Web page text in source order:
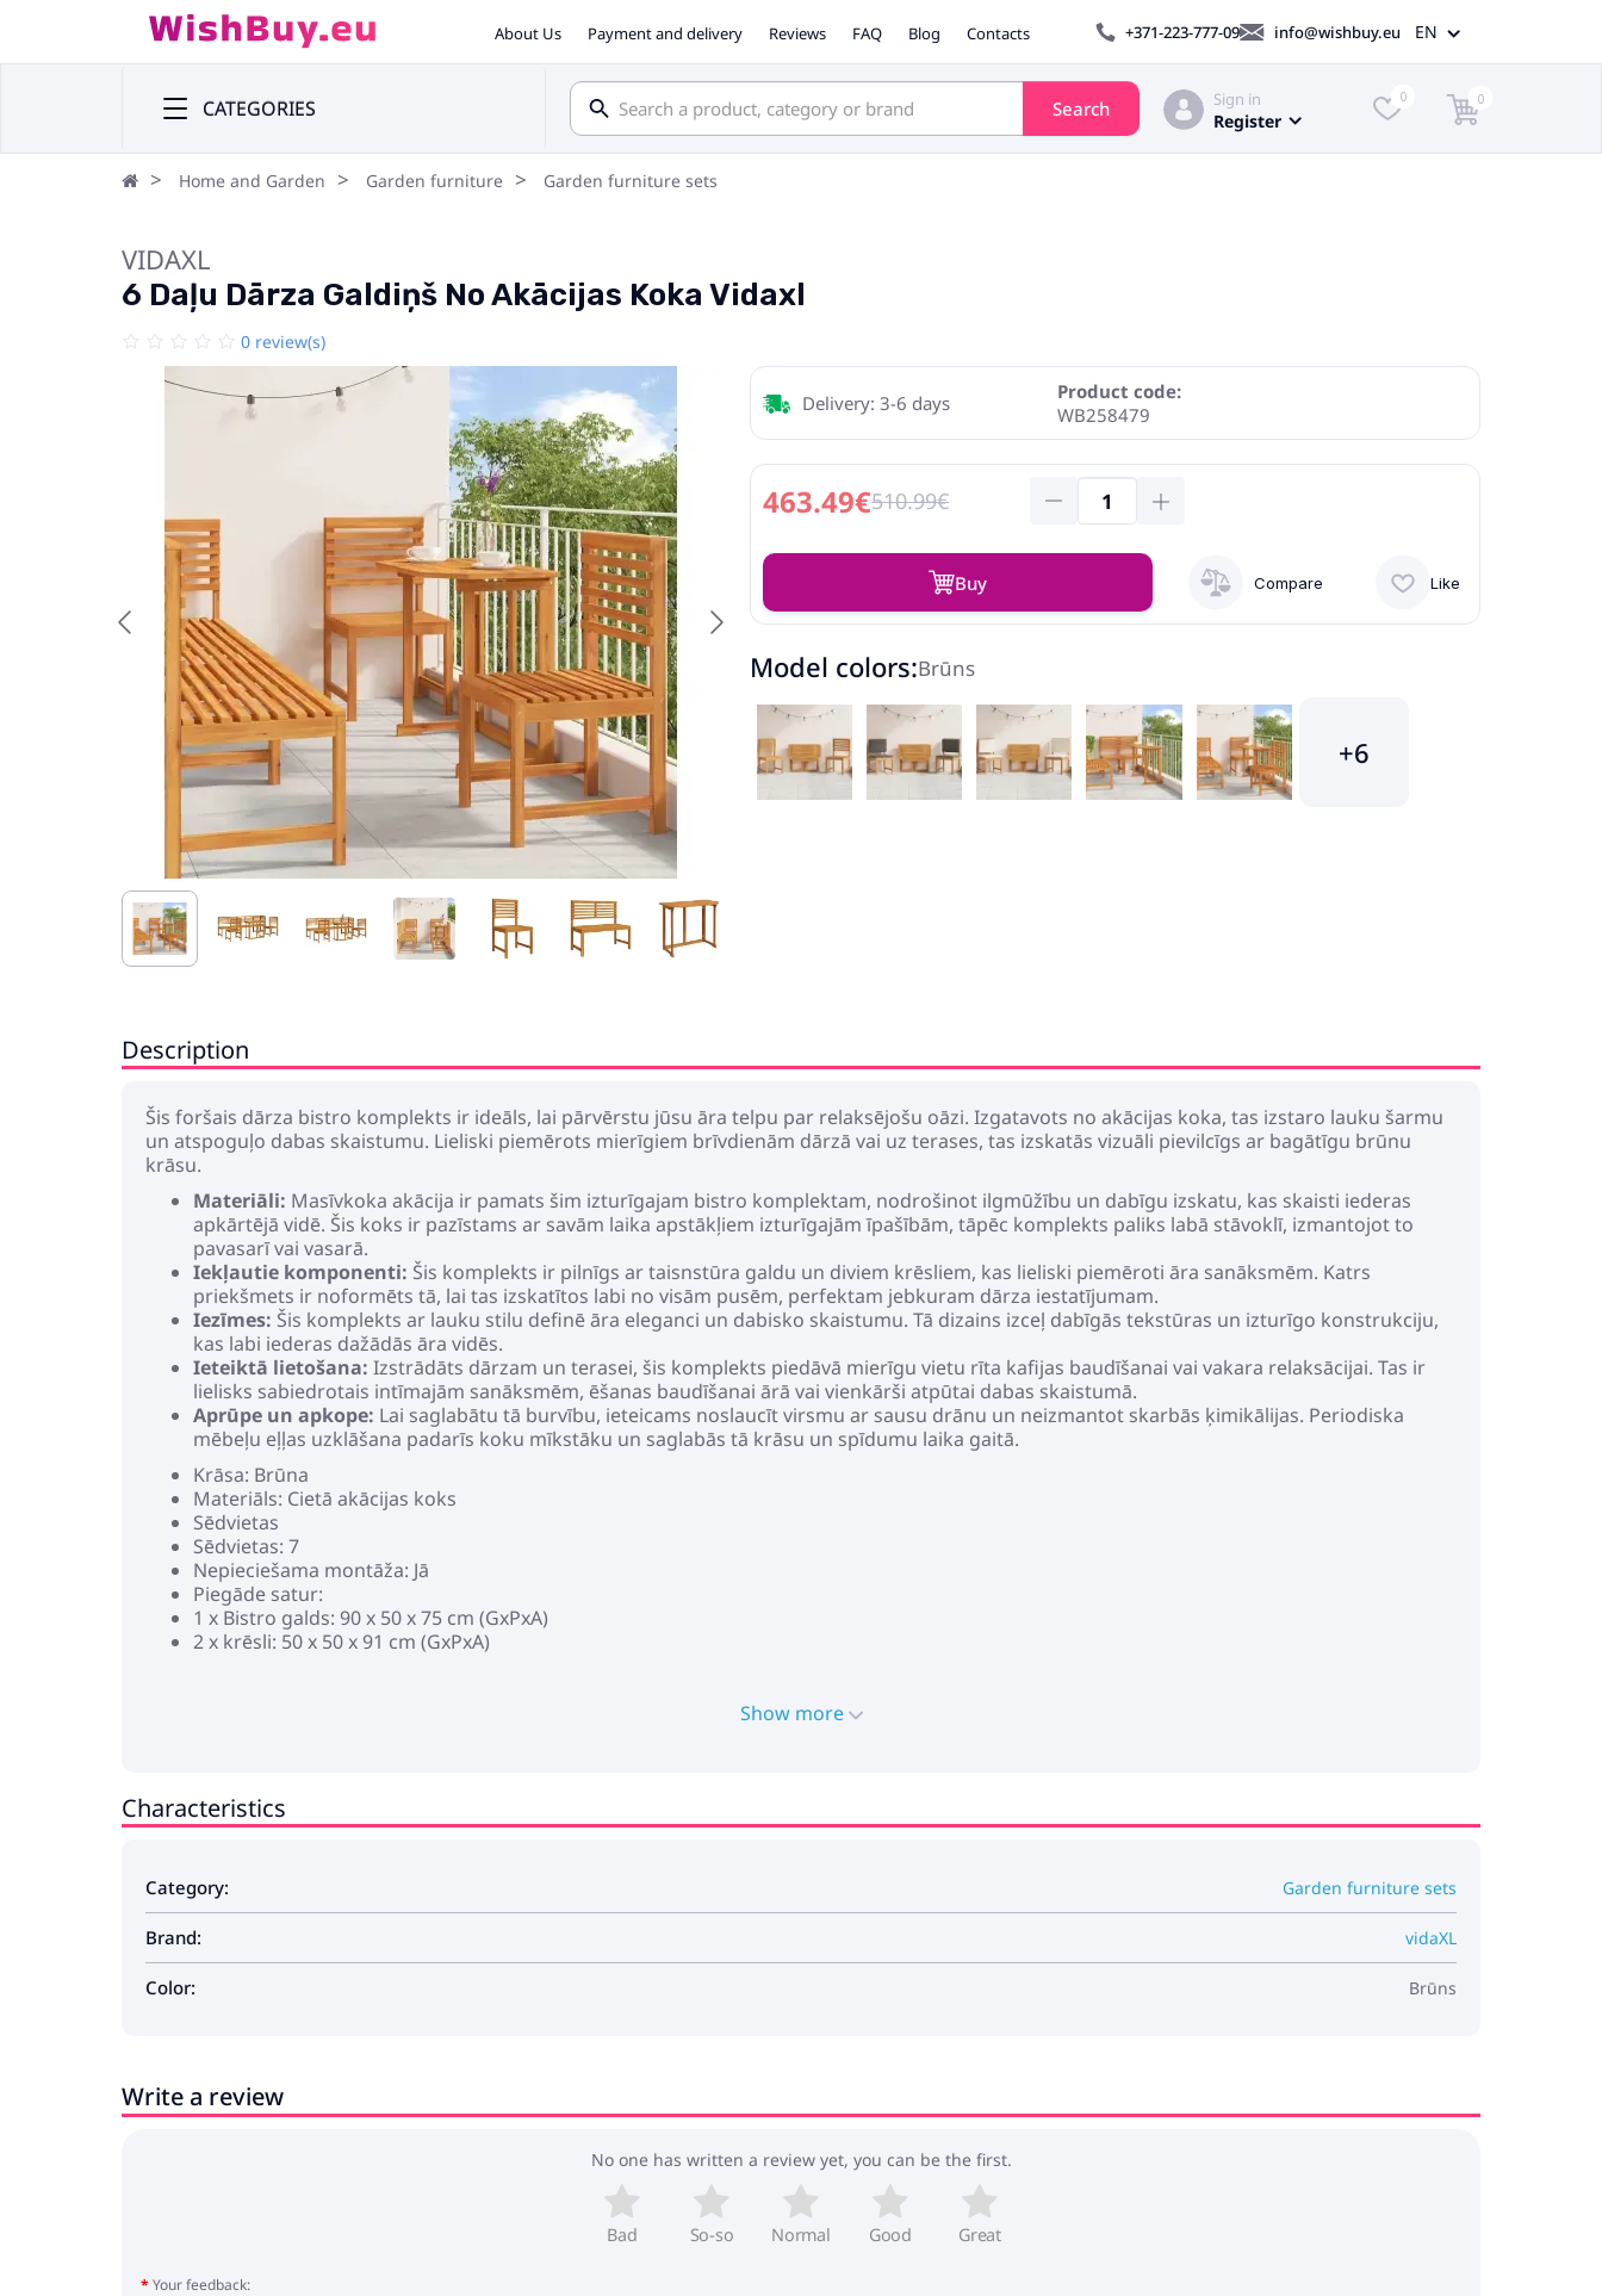
About Us Payment and delivery Reviews FAQ Blog Contacts +371-223-777-09 info@wishbuy.eu EN
CATEGORIES Search Sign in
Register
0 0
Home and Garden Garden furniture Garden furniture sets
VIDAXL
6 Daļu Dārza Galdiņš No Akācijas Koka Vidaxl
0 review(s)
Delivery: 3-6 days
Product code:
WB258479
463.49€510.99€
Buy Like
Compare
Model colors:Brūns
+6
Description
Šis foršais dārza bistro komplekts ir ideāls, lai pārvērstu jūsu āra telpu par relaksējošu oāzi. Izgatavots no akācijas koka, tas izstaro lauku šarmu
un atspoguļo dabas skaistumu. Lieliski piemērots mierīgiem brīvdienām dārzā vai uz terases, tas izskatās vizuāli pievilcīgs ar bagātīgu brūnu
krāsu.
Materiāli: Masīvkoka akācija ir pamats šim izturīgajam bistro komplektam, nodrošinot ilgmūžību un dabīgu izskatu, kas skaisti iederas
apkārtējā vidē. Šis koks ir pazīstams ar savām laika apstākļiem izturīgajām īpašībām, tāpēc komplekts paliks labā stāvoklī, izmantojot to
pavasarī vai vasarā.
Iekļautie komponenti: Šis komplekts ir pilnīgs ar taisnstūra galdu un diviem krēsliem, kas lieliski piemēroti āra sanāksmēm. Katrs
priekšmets ir noformēts tā, lai tas izskatītos labi no visām pusēm, perfektam jebkuram dārza iestatījumam.
Iezīmes: Šis komplekts ar lauku stilu definē āra eleganci un dabisko skaistumu. Tā dizains izceļ dabīgās tekstūras un izturīgo konstrukciju,
kas labi iederas dažādās āra vidēs.
Ieteiktā lietošana: Izstrādāts dārzam un terasei, šis komplekts piedāvā mierīgu vietu rīta kafijas baudīšanai vai vakara relaksācijai. Tas ir
lielisks sabiedrotais intīmajām sanāksmēm, ēšanas baudīšanai ārā vai vienkārši atpūtai dabas skaistumā.
Aprūpe un apkope: Lai saglabātu tā burvību, ieteicams noslaucīt virsmu ar sausu drānu un neizmantot skarbās ķimikālijas. Periodiska
mēbeļu eļļas uzklāšana padarīs koku mīkstāku un saglabās tā krāsu un spīdumu laika gaitā.
Krāsa: Brūna
Materiāls: Cietā akācijas koks
Sēdvietas
Sēdvietas: 7
Nepieciešama montāža: Jā
Piegāde satur:
1 x Bistro galds: 90 x 50 x 75 cm (GxPxA)
2 x krēsli: 50 x 50 x 91 cm (GxPxA)
Show more
Characteristics
Category: Garden furniture sets
Brand: vidaXL
Color: Brūns
Write a review
No one has written a review yet, you can be the first.
Bad So-so Normal Good Great
Your feedback: